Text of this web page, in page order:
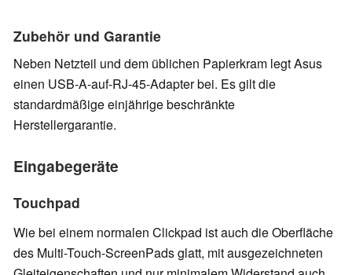
Zubehör und Garantie
Neben Netzteil und dem üblichen Papierkram legt Asus
einen USB-A-auf-RJ-45-Adapter bei. Es gilt die
standardmäßige einjährige beschränkte
Herstellergarantie.
Eingabegeräte
Touchpad
Wie bei einem normalen Clickpad ist auch die Oberfläche
des Multi-Touch-ScreenPads glatt, mit ausgezeichneten